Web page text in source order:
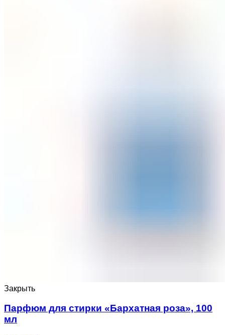
Закрыть
Парфюм для стирки «Бархатная роза», 100
мл